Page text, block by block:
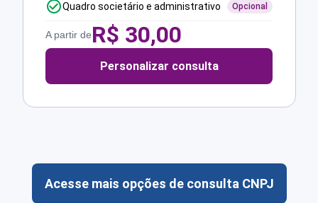
Quadro societário e administrativo Opcional
A partir deR$ 30,00
Personalizar consulta
Acesse mais opções de consulta CNPJ